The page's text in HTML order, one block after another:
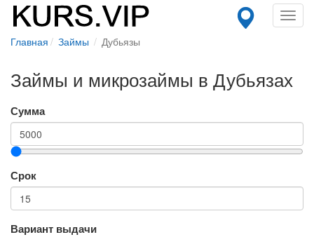
Главная Займы Дубьязы
Займы и микрозаймы в Дубьязах
Сумма
Срок
Вариант выдачи